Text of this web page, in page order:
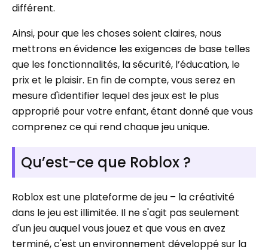
différent.
Ainsi, pour que les choses soient claires, nous
mettrons en évidence les exigences de base telles
que les fonctionnalités, la sécurité, l’éducation, le
prix et le plaisir. En fin de compte, vous serez en
mesure d'identifier lequel des jeux est le plus
approprié pour votre enfant, étant donné que vous
comprenez ce qui rend chaque jeu unique.
Qu’est-ce que Roblox ?
Roblox est une plateforme de jeu – la créativité
dans le jeu est illimitée. Il ne s'agit pas seulement
d'un jeu auquel vous jouez et que vous en avez
terminé, c'est un environnement développé sur la